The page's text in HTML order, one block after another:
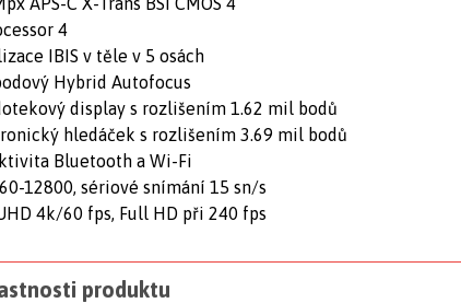
4
IBIS v těle v 5 osách
Hybrid Autofocus
display s rozlišením 1.62 mil bodů
hledáček s rozlišením 3.69 mil bodů
Bluetooth a Wi-Fi
12800, sériové snímání 15 sn/s
4k/60 fps, Full HD při 240 fps
produktu